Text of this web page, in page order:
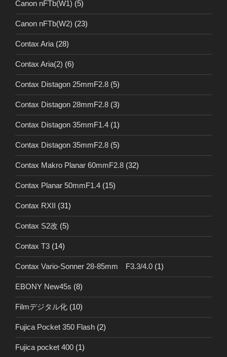
Canon nFTb(W1) (5)
Canon nFTb(W2) (23)
Contax Aria (28)
Contax Aria(2) (6)
Contax Distagon 25mmF2.8 (5)
Contax Distagon 28mmF2.8 (3)
Contax Distagon 35mmF1.4 (1)
Contax Distagon 35mmF2.8 (5)
Contax Makro Planar 60mmF2.8 (32)
Contax Planar 50mmF1.4 (15)
Contax RXII (31)
Contax S2改 (5)
Contax T3 (14)
Contax Vario-Sonner 28-85mm F3.3/4.0 (1)
EBONY New45s (8)
Filmデジタル化 (10)
Fujica Pocket 350 Flash (2)
Fujica pocket 400 (1)